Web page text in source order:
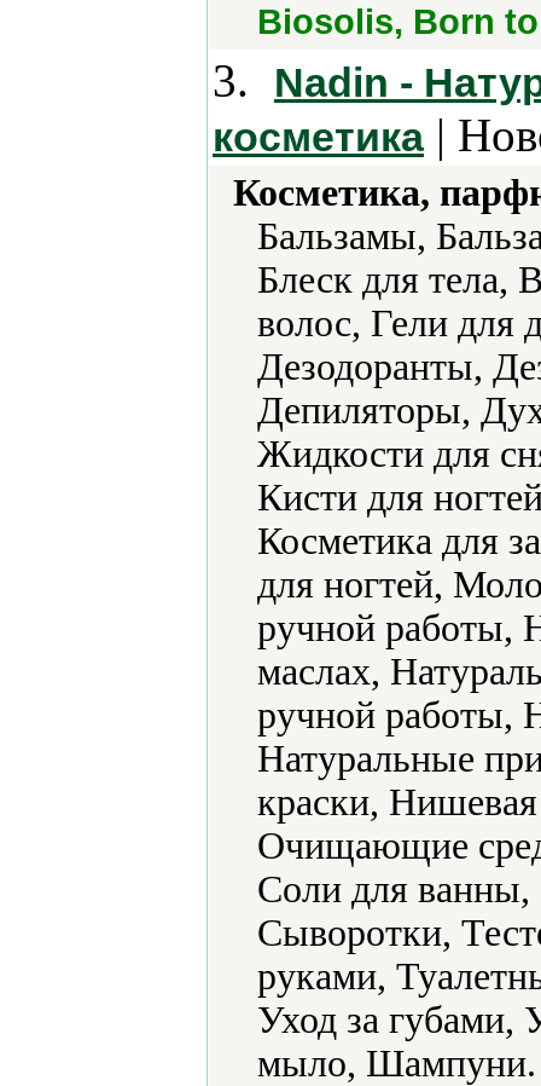
Biosolis, Born
3.
Nadin -
косметика|
Косметика,
Бальзамы,
Блеск для тела,
волос, Гели для
Дезодоранты,
Депиляторы,
Жидкости для
Кисти для
Косметика для
для ногтей,
ручной работы,
маслах,
ручной работы,
Натуральные
краски,
Очищающие
Соли для
Сыворотки,
руками,
Уход за губами,
мыло,